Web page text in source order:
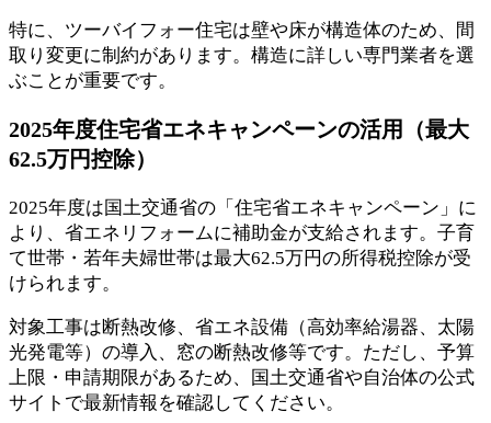
特に、ツーバイフォー住宅は壁や床が構造体のため、間
取り変更に制約があります。構造に詳しい専門業者を選
ぶことが重要です。
2025年度住宅省エネキャンペーンの活用（最大
62.5万円控除）
2025年度は国土交通省の「住宅省エネキャンペーン」に
より、省エネリフォームに補助金が支給されます。子育
て世帯・若年夫婦世帯は最大62.5万円の所得税控除が受
けられます。
対象工事は断熱改修、省エネ設備（高効率給湯器、太陽
光発電等）の導入、窓の断熱改修等です。ただし、予算
上限・申請期限があるため、国土交通省や自治体の公式
サイトで最新情報を確認してください。